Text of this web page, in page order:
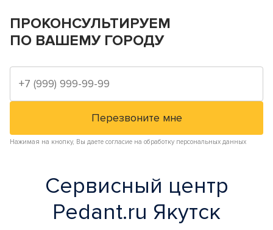
ПРОКОНСУЛЬТИРУЕМ
ПО ВАШЕМУ ГОРОДУ
Нажимая на кнопку, Вы даете согласие на обработку персональных данных
Сервисный центр
Pedant.ru Якутск